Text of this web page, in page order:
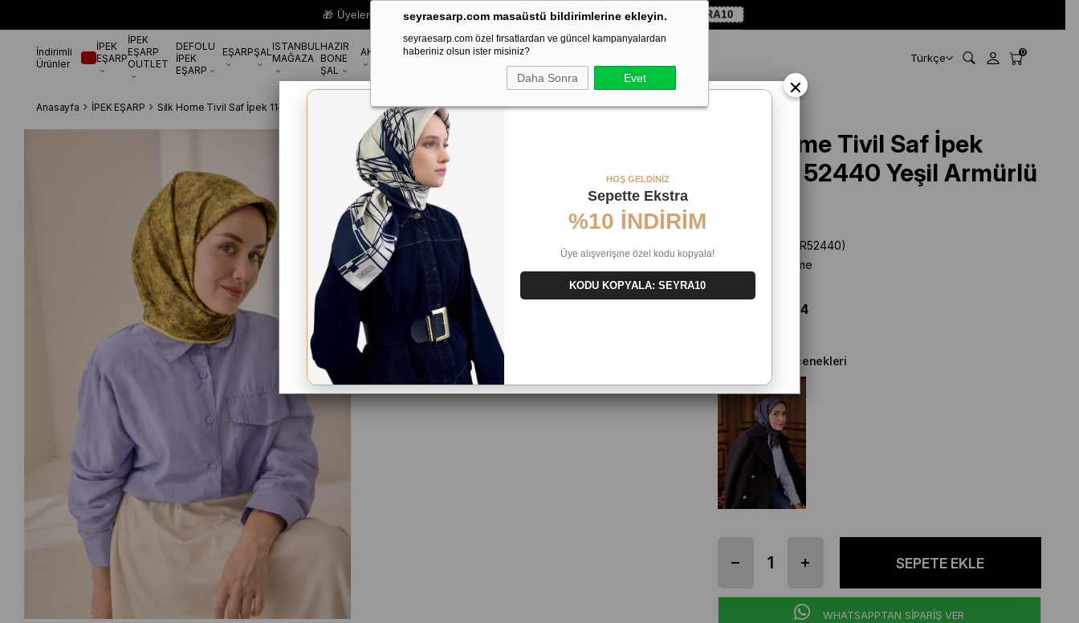
seyraesarp.com masaüstü bildirimlerine ekleyin.
seyraesarp.com özel fırsatlardan ve güncel kampanyalardan
haberiniz olsun ister misiniz?
Daha Sonra Evet
🎁 Üyelere Özel Sepette%10 EKSTRA İNDİRİM HEDİYE ÇEKİ! KOD: SEYRA10
İndirimli
Ürünler
İPEK
EŞARP
İPEK
EŞARP
OUTLET
DEFOLU
İPEK
EŞARP
EŞARPŞALISTANBUL
MAĞAZA
HAZIR
BONE
ŞAL
AKSESUARMARKALAR Türkçe 0
Anasayfa İPEK EŞARP Silk Home Tivil Saf İpek 11487 - 52440 Yeşil Armürlü Desen
Silk Home Tivil Saf İpek
11487 - 52440 Yeşil Armürlü
(SYR52440)
Silk Home
$ 45.14
Diğer Renk Seçenekleri
WHATSAPPTAN SİPARİŞ VER
×
HOŞ GELDİNİZ
Sepette Ekstra
%10 İNDİRİM
Üye alışverişine özel kodu kopyala!
KODU KOPYALA: SEYRA10